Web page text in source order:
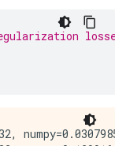
, -
, -
,
-